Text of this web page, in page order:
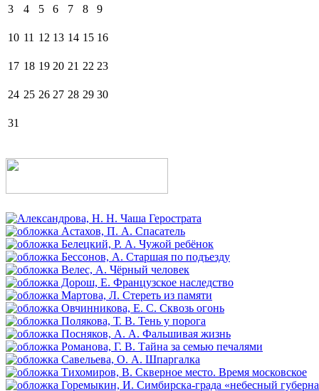
3 4 5 6 7 8 9
10 11 12 13 14 15 16
17 18 19 20 21 22 23
24 25 26 27 28 29 30
31